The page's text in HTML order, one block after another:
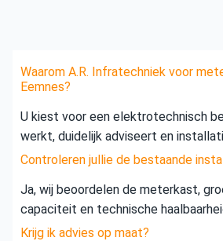
Waarom A.R. Infratechniek voor
Eemnes?
U kiest voor een elektrotechnisch
werkt, duidelijk adviseert en
Controleren jullie de bestaande
Ja, wij beoordelen de meterkast,
capaciteit en technische
Krijg ik advies op maat?